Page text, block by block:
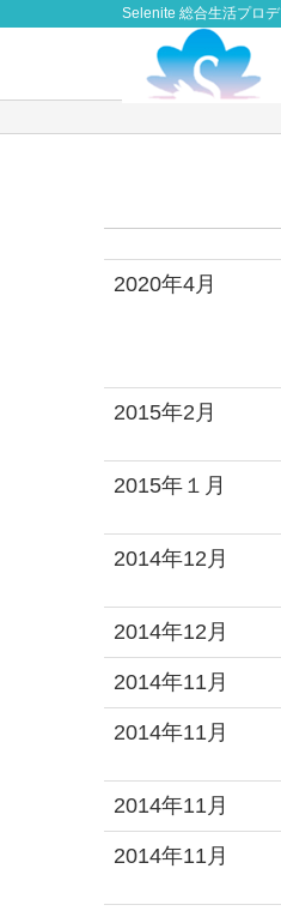
Selenite 総合生活プロ
2020年4月
2015年2月
2015年１月
2014年12月
2014年12月
2014年11月
2014年11月
2014年11月
2014年11月